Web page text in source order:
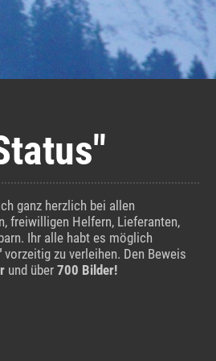
ganz herzlich bei allen
freiwilligen Helfern, Lieferanten,
Ihr alle habt es möglich
vorzeitig zu verleihen. Den Beweis
und über 700 Bilder!